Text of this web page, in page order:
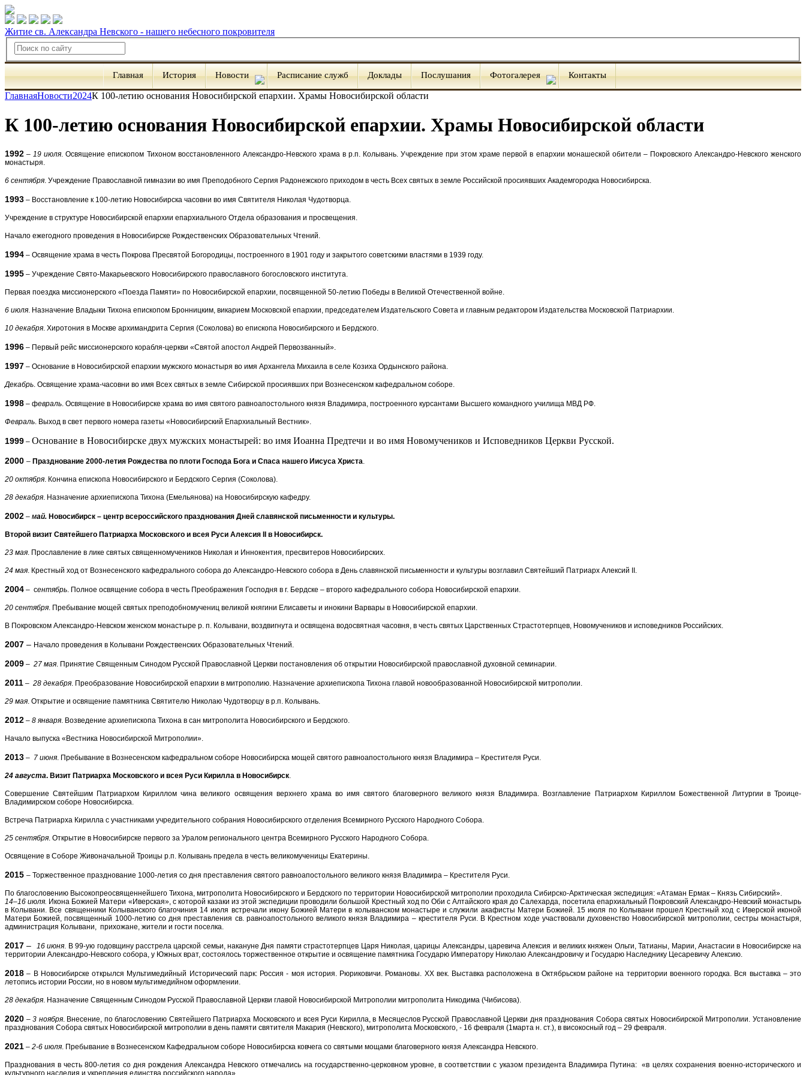
Житие св. Александра Невского - нашего небесного покровителя
Главная История Новости Расписание служб Доклады Послушания Фотогалерея Контакты
ГлавнаяНовости2024К 100-летию основания Новосибирской епархии. Храмы Новосибирской области
К 100-летию основания Новосибирской епархии. Храмы Новосибирской области
1992 –19 июля. Освящение епископом Тихоном восстановленного Александро-Невского храма в р.п. Колывань. Учреждение при этом храме первой в епархии монашеской обители – Покровского Александро-Невского женского
монастыря.
6 сентября. Учреждение Православной гимназии во имя Преподобного Сергия Радонежского приходом в честь Всех святых в земле Российской просиявших Академгородка Новосибирска.
1993 – Восстановление к 100-летию Новосибирска часовни во имя Святителя Николая Чудотворца.
Учреждение в структуре Новосибирской епархии епархиального Отдела образования и просвещения.
Начало ежегодного проведения в Новосибирске Рождественских Образовательных Чтений.
1994 – Освящение храма в честь Покрова Пресвятой Богородицы, построенного в 1901 году и закрытого советскими властями в 1939 году.
1995 – Учреждение Свято-Макарьевского Новосибирского православного богословского института.
Первая поездка миссионерского «Поезда Памяти» по Новосибирской епархии, посвященной 50-летию Победы в Великой Отечественной войне.
6 июля. Назначение Владыки Тихона епископом Бронницким, викарием Московской епархии, председателем Издательского Совета и главным редактором Издательства Московской Патриархии.
10 декабря. Хиротония в Москве архимандрита Сергия (Соколова) во епископа Новосибирского и Бердского.
1996 – Первый рейс миссионерского корабля-церкви «Святой апостол Андрей Первозванный».
1997 – Основание в Новосибирской епархии мужского монастыря во имя Архангела Михаила в селе Козиха Ордынского района.
Декабрь. Освящение храма-часовни во имя Всех святых в земле Сибирской просиявших при Вознесенском кафедральном соборе.
1998 – февраль. Освящение в Новосибирске храма во имя святого равноапостольного князя Владимира, построенного курсантами Высшего командного училища МВД РФ.
Февраль. Выход в свет первого номера газеты «Новосибирский Епархиальный Вестник».
1999 – Основание в Новосибирске двух мужских монастырей: во имя Иоанна Предтечи и во имя Новомучеников и Исповедников Церкви Русской.
2000 – Празднование 2000-летия Рождества по плоти Господа Бога и Спаса нашего Иисуса Христа.
20 октября. Кончина епископа Новосибирского и Бердского Сергия (Соколова).
28 декабря. Назначение архиепископа Тихона (Емельянова) на Новосибирскую кафедру.
2002 – май. Новосибирск – центр всероссийского празднования Дней славянской письменности и культуры.
Второй визит Святейшего Патриарха Московского и всея Руси Алексия в Новосибирск.
23 мая. Прославление в лике святых священномучеников Николая и Иннокентия, пресвитеров Новосибирских.
24 мая. Крестный ход от Вознесенского кафедрального собора до Александро-Невского собора в День славянской письменности и культуры возглавил Святейший Патриарх Алексий II.
2004 – сентябрь. Полное освящение собора в честь Преображения Господня в г. Бердске – второго кафедрального собора Новосибирской епархии.
20 сентября. Пребывание мощей святых преподобномучениц великой княгини Елисаветы и инокини Варвары в Новосибирской епархии.
В Покровском Александро-Невском женском монастыре р. п. Колывани, воздвигнута и освящена водосвятная часовня, в честь святых Царственных Страстотерпцев, Новомучеников и исповедников Российских.
2007 – Начало проведения в Колывани Рождественских Образовательных Чтений.
2009 – 27 мая. Принятие Священным Синодом Русской Православной Церкви постановления об открытии Новосибирской православной духовной семинарии.
2011 – 28 декабря. Преобразование Новосибирской епархии в митрополию. Назначение архиепископа Тихона главой новообразованной Новосибирской митрополии.
29 мая. Открытие и освящение памятника Святителю Николаю Чудотворцу в р.п. Колывань.
2012 – 8 января. Возведение архиепископа Тихона в сан митрополита Новосибирского и Бердского.
Начало выпуска «Вестника Новосибирской Митрополии».
2013 – 7 июня. Пребывание в Вознесенском кафедральном соборе Новосибирска мощей святого равноапостольного князя Владимира – Крестителя Руси.
24 августа. Визит Патриарха Московского и всея Руси Кирилла в Новосибирск.
Совершение Святейшим Патриархом Кириллом чина великого освящения верхнего храма во имя святого благоверного великого князя Владимира. Возглавление Патриархом Кириллом Божественной Литургии в Троице-
Владимирском соборе Новосибирска.
Встреча Патриарха Кирилла с участниками учредительного собрания Новосибирского отделения Всемирного Русского Народного Собора.
25 сентября. Открытие в Новосибирске первого за Уралом регионального центра Всемирного Русского Народного Собора.
Освящение в Соборе Живоначальной Троицы р.п. Колывань предела в честь великомученицы Екатерины.
2015 – Торжественное празднование 1000-летия со дня преставления святого равноапостольного великого князя Владимира – Крестителя Руси.
По благословению Высокопреосвященнейшего Тихона, митрополита Новосибирского и Бердского по территории Новосибирской митрополии проходила Сибирско-Арктическая экспедиция: «Атаман Ермак – Князь Сибирский».
14–16 июля. Икона Божией Матери «Иверская», с которой казаки из этой экспедиции проводили большой Крестный ход по Оби с Алтайского края до Салехарда, посетила епархиальный Покровский Александро-Невский монастырь
в Колывани. Все священники Колыванского благочиния 14 июля встречали икону Божией Матери в колыванском монастыре и служили акафисты Матери Божией. 15 июля по Колывани прошел Крестный ход с Иверской иконой
Матери Божией, посвященный 1000-летию со дня преставления св. равноапостольного великого князя Владимира – крестителя Руси. В Крестном ходе участвовали духовенство Новосибирской митрополии, сестры монастыря,
администрация Колывани, прихожане, жители и гости поселка.
2017–16 июня. В 99-ую годовщину расстрела царской семьи, накануне Дня памяти страстотерпцев Царя Николая, царицы Александры, царевича Алексия и великих княжен Ольги, Татианы, Марии, Анастасии в Новосибирске на
территории Александро-Невского собора, у Южных врат, состоялось торжественное открытие и освящение памятника Государю Императору Николаю Александровичу и Государю Наследнику Цесаревичу Алексию.
2018 – В Новосибирске открылся Мультимедийный Исторический парк: Россия - моя история. Рюриковичи. Романовы. XX век. Выставка расположена в Октябрьском районе на территории военного городка. Вся выставка – это
летопись истории России, но в новом мультимедийном оформлении.
28 декабря. Назначение Священным Синодом Русской Православной Церкви главой Новосибирской Митрополии митрополита Никодима (Чибисова).
2020 –3 ноября. Внесение, по благословению Святейшего Патриарха Московского и всея Руси Кирилла, в Месяцеслов Русской Православной Церкви дня празднования Собора святых Новосибирской Митрополии. Установление
празднования Собора святых Новосибирской митрополии в день памяти святителя Макария (Невского), митрополита Московского, - 16 февраля (1марта н. ст.), в високосный год – 29 февраля.
2021 – 2-6 июля. Пребывание в Вознесенском Кафедральном соборе Новосибирска ковчега со святыми мощами благоверного князя Александра Невского.
Празднования в честь 800-летия со дня рождения Александра Невского отмечались на государственно-церковном уровне, в соответствии с указом президента Владимира Путина: «в целях сохранения военно-исторического и